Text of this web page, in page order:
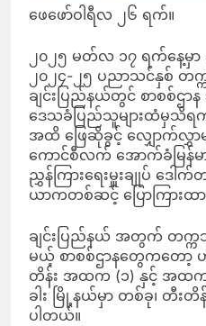
ဖေဖော်ဝါရီလ ၂၆ ရက်။
၂၀၂၅ မတ်လ ၁၇ ရက်နေ့မှ
၂၀၂၄-၂၅ ပညာသင်နှစ်
ချင်းပြည်နယ်တွင် စာစစ်ဌာ
ဒေသခံပြည်သူများထံမှသိရ
အထိ ဖြေဆိုခွင့် လျှောက်လွှ
ကောင်စီလက် အောက်ခံမြန်မာ
ညွှန်ကြားရေးမှူးချုပ် ဒေါ
ယာကတစ်ဆင့် ပြောကြားထ
ချင်းပြည်နယ် အတွက် တက္က
မယ့် စာစစ်ဌာနတွေကတော့
တိန်း အထက (၁) နှင့် အထက
ခါး မြို့နယ်မှာ တစ်ခု၊ တီးတိ
ပါတယ်။